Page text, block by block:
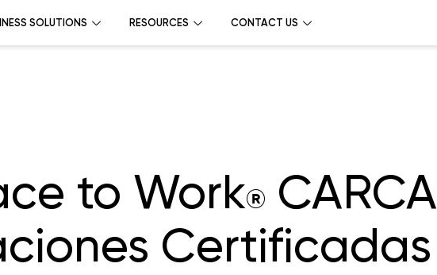
SOLUTIONS RESOURCES CONTACT US
to Work® CARCA
Certificadas